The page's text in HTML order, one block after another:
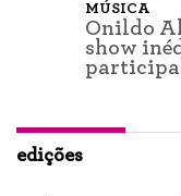
MÚSICA
Onildo
show
edições